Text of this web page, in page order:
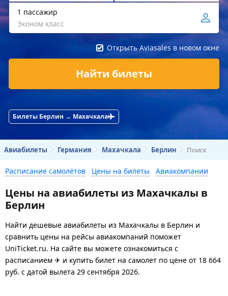
1 пассажир
Эконом класс
Открыть Aviasales в новом окне
Найти билеты
Билеты Берлин → Махачкала
Авиабилеты Германия Махачкала Берлин Поиск
Расписание самолётов Цены на билеты Авиакомпании
Цены на авиабилеты из Махачкалы в
Берлин
Найти дешевые авиабилеты из Махачкалы в Берлин и
сравнить цены на рейсы авиакомпаний поможет
UniTicket.ru. На сайте вы можете ознакомиться с
расписанием ✈ и купить билет на самолет по цене от 18 664
руб. с датой вылета 29 сентября 2026.